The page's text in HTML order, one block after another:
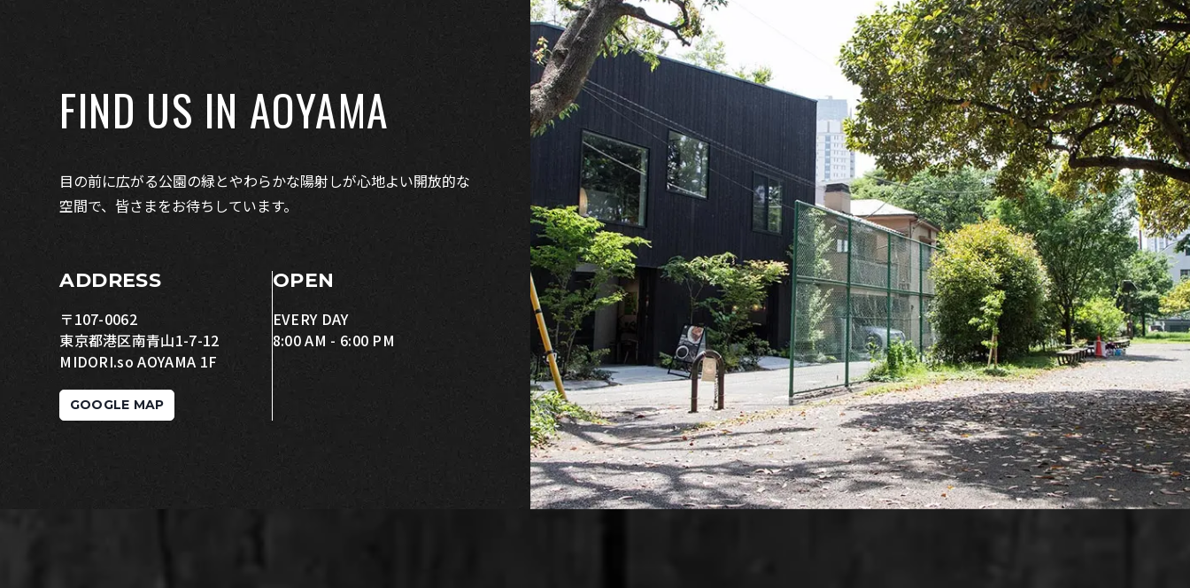
FIND US IN AOYAMA
目の前に広がる公園の緑とやわらかな陽射しが心地よい開放的な
空間で、皆さまをお待ちしています。
ADDRESS
〒107-0062
東京都港区南青山1-7-12
MIDORI.so AOYAMA 1F
GOOGLE MAP
OPEN
EVERY DAY
8:00 AM - 6:00 PM